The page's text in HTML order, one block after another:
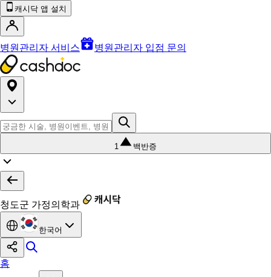
캐시닥 앱 설치
병원관리자 서비스 병원관리자 입점 문의
1 백반증
청도군 가정의학과
한국어
홈